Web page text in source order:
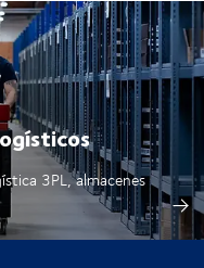
3PL, almacenes